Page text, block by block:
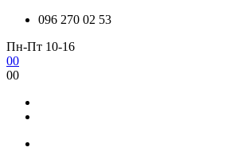
096 270 02 53
Пн-Пт 10-16
00
00